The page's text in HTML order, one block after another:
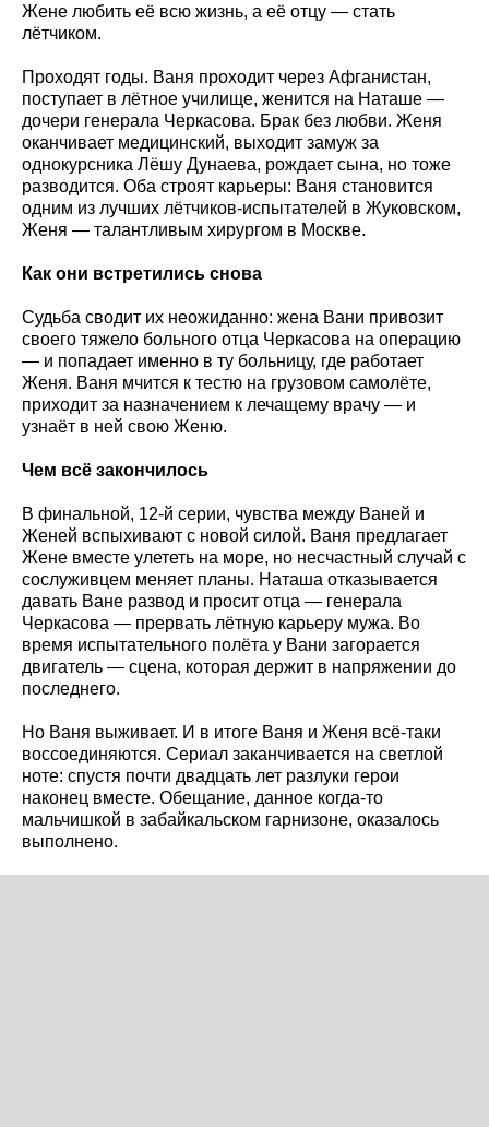
Жене любить её всю жизнь, а её отцу — стать
лётчиком.
Проходят годы. Ваня проходит через Афганистан,
поступает в лётное училище, женится на Наташе —
дочери генерала Черкасова. Брак без любви. Женя
оканчивает медицинский, выходит замуж за
однокурсника Лёшу Дунаева, рождает сына, но тоже
разводится. Оба строят карьеры: Ваня становится
одним из лучших лётчиков-испытателей в Жуковском,
Женя — талантливым хирургом в Москве.
Как они встретились снова
Судьба сводит их неожиданно: жена Вани привозит
своего тяжело больного отца Черкасова на операцию
— и попадает именно в ту больницу, где работает
Женя. Ваня мчится к тестю на грузовом самолёте,
приходит за назначением к лечащему врачу — и
узнаёт в ней свою Женю.
Чем всё закончилось
В финальной, 12-й серии, чувства между Ваней и
Женей вспыхивают с новой силой. Ваня предлагает
Жене вместе улететь на море, но несчастный случай с
сослуживцем меняет планы. Наташа отказывается
давать Ване развод и просит отца — генерала
Черкасова — прервать лётную карьеру мужа. Во
время испытательного полёта у Вани загорается
двигатель — сцена, которая держит в напряжении до
последнего.
Но Ваня выживает. И в итоге Ваня и Женя всё-таки
воссоединяются. Сериал заканчивается на светлой
ноте: спустя почти двадцать лет разлуки герои
наконец вместе. Обещание, данное когда-то
мальчишкой в забайкальском гарнизоне, оказалось
выполнено.